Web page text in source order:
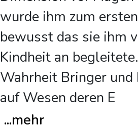
wurde ihm zum
bewusst das sie ihm
Kindheit an
Wahrheit Bringer und
auf Wesen deren E
...mehr